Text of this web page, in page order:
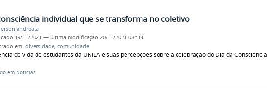
individual que se transforma no coletivo
19/11/2021 — última modificação 20/11/2021 08h14
em: diversidade, comunidade
de vida de estudantes da UNILA e suas percepções sobre a celebração do Dia da Consciência
em Notícias